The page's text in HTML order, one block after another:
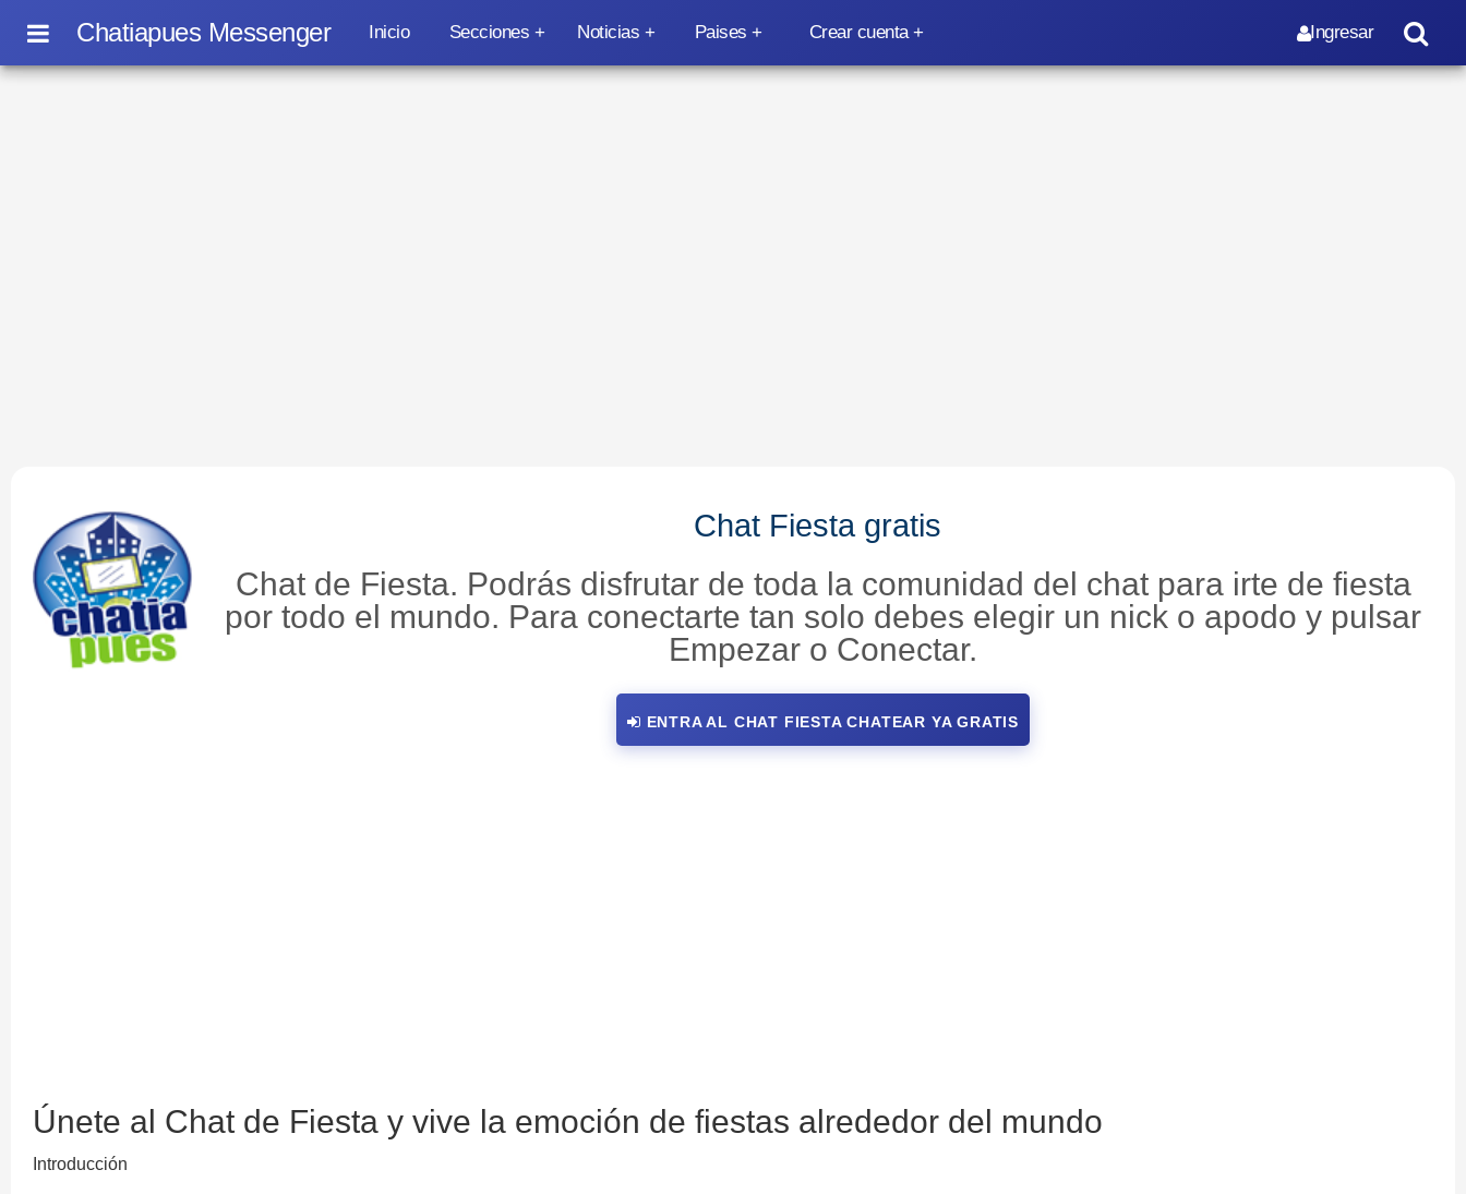
Chatiapues Messenger Inicio Secciones Noticias Paises Ingresar
Crear cuenta
Chat Fiesta gratis
Chat de Fiesta. Podrás disfrutar de toda la comunidad del chat para irte de fiesta
por todo el mundo. Para conectarte tan solo debes elegir un nick o apodo y pulsar
Empezar o Conectar.
ENTRA AL CHAT FIESTA CHATEAR YA GRATIS
Únete al Chat de Fiesta y vive la emoción de fiestas alrededor del mundo
Introducción